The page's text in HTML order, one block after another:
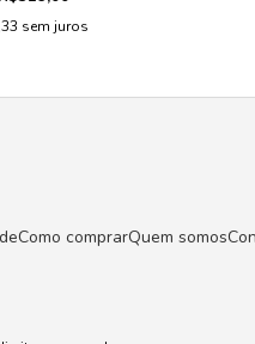
sem juros
Como comprarQuem somos